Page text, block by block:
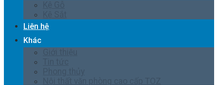
Liên hệ
Khác